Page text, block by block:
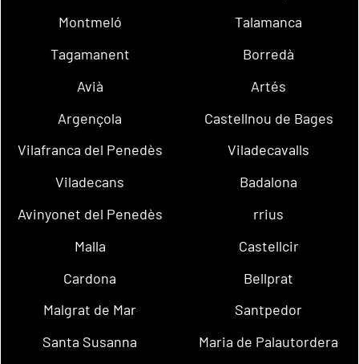
Montmeló
Talamanca
Tagamanent
Borredà
Avià
Artés
Argençola
Castellnou de Bages
Vilafranca del Penedès
Viladecavalls
Viladecans
Badalona
Avinyonet del Penedès
rrius
Malla
Castellcir
Cardona
Bellprat
Malgrat de Mar
Santpedor
Santa Susanna
Maria de Palautordera